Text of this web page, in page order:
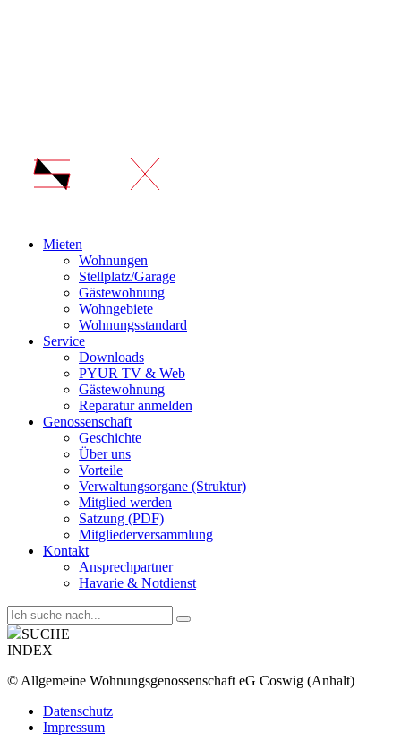
Mieten
Wohnungen
Stellplatz/Garage
Gästewohnung
Wohngebiete
Wohnungsstandard
Service
Downloads
PYUR TV & Web
Gästewohnung
Reparatur anmelden
Genossenschaft
Geschichte
Über uns
Vorteile
Verwaltungsorgane (Struktur)
Mitglied werden
Satzung (PDF)
Mitgliederversammlung
Kontakt
Ansprechpartner
Havarie & Notdienst
SUCHE
INDEX
© Allgemeine Wohnungsgenossenschaft eG Coswig (Anhalt)
Datenschutz
Impressum